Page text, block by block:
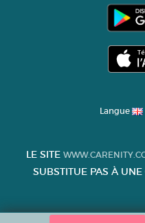
Langue
LE SITE
SUBSTITUE PAS À